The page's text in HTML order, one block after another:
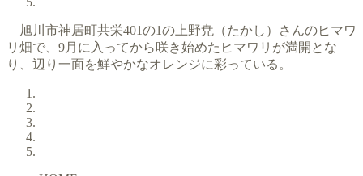
旭川市神居町共栄401の1の上野尭（たかし）さんのヒマワ
リ畑で、9月に入ってから咲き始めたヒマワリが満開とな
り、辺り一面を鮮やかなオレンジに彩っている。